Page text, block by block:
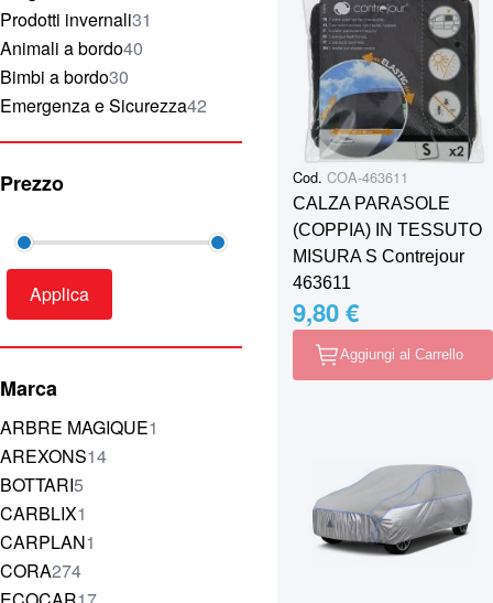
Prodotti invernali31
elementi
Animali a bordo40
elementi
Bimbi a bordo30
elementi
Emergenza e Sicurezza42
elementi
Prezzo
Applica
Marca
ARBRE MAGIQUE1
elemento
AREXONS14
elementi
BOTTARI5
elementi
CARBLIX1
elemento
CARPLAN1
elemento
CORA274
elementi
Cod. COA-463611
CALZA PARASOLE
(COPPIA) IN TESSUTO
MISURA S Contrejour
463611
9,80 €
Aggiungi al Carrello